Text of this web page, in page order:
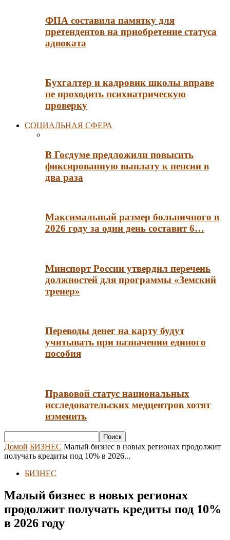
ФПА составила памятку для
претендентов на приобретение статуса
адвоката
Бухгалтер и кадровик школы вправе
не проходить психиатрическую
проверку
СОЦИАЛЬНАЯ СФЕРА
В Госдуме предложили повысить
фиксированную выплату к пенсии в
два раза
Максимальный размер больничного в
2026 году за один день составит 6…
Минспорт России утвердил перечень
должностей для программы «Земский
тренер»
Переводы денег на карту будут
учитывать при назначении единого
пособия
Правовой статус национальных
исследовательских медцентров хотят
изменить
Домой БИЗНЕС Малый бизнес в новых регионах продолжит
получать кредиты под 10% в 2026...
БИЗНЕС
Малый бизнес в новых регионах
продолжит получать кредиты под 10%
в 2026 году